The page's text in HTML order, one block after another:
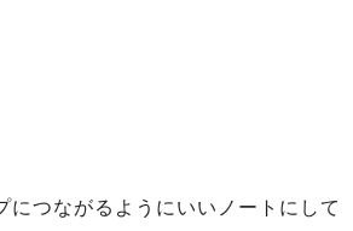
つながるようにいいノートにして